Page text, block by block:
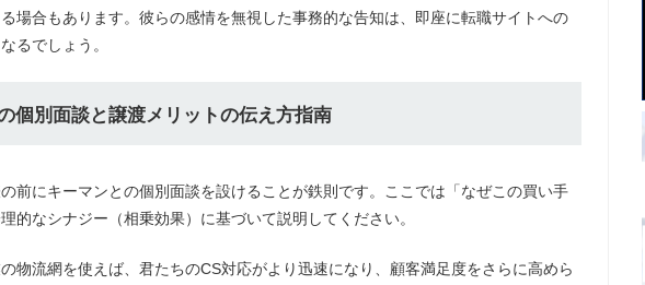
場合もあります。彼らの感情を無視した事務的な告知は、即座に転職サイトへの
るでしょう。
個別面談と譲渡メリットの伝え方指南
前にキーマンとの個別面談を設けることが鉄則です。ここでは「なぜこの買い手
的なシナジー（相乗効果）に基づいて説明してください。
物流網を使えば、君たちのCS対応がより迅速になり、顧客満足度をさらに高めら